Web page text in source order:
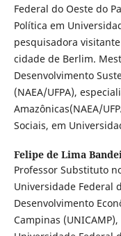
Federal do Oeste do
Política em
pesquisadora
cidade de Berlim.
Desenvolvimento
(NAEA/UFPA),
Amazônicas(NAEA/
Sociais, em
Felipe de Lima
Professor Substituto
Universidade Federal
Desenvolvimento
Campinas